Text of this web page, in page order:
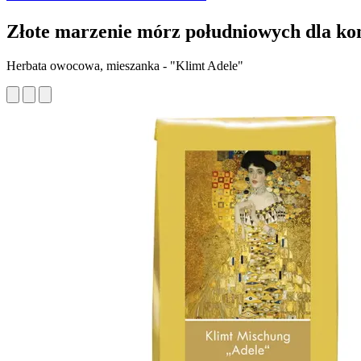
Złote marzenie mórz południowych dla
Herbata owocowa, mieszanka - "Klimt Adele"